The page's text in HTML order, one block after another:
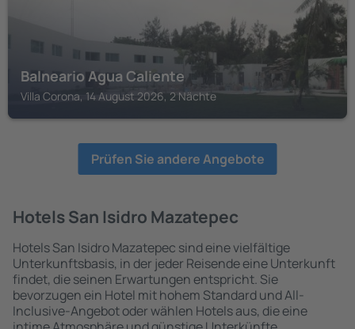
Balneario Agua Caliente
Villa Corona, 14 August 2026, 2 Nächte
Prüfen Sie andere Angebote
Hotels San Isidro Mazatepec
Hotels San Isidro Mazatepec sind eine vielfältige
Unterkunftsbasis, in der jeder Reisende eine Unterkunft
findet, die seinen Erwartungen entspricht. Sie
bevorzugen ein Hotel mit hohem Standard und All-
Inclusive-Angebot oder wählen Hotels aus, die eine